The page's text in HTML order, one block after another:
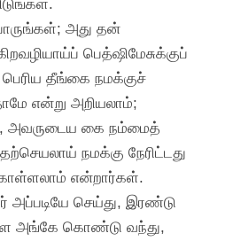
அது தன்
பெத்ஷிமேசுக்குப்
தீங்கை நமக்குச்
என்று அறியலாம்;
அவருடைய கை நம்மைத்
நமக்கு நேரிட்டது
என்றார்கள்.
அப்படியே செய்து, இரண்டு
அங்கே கொண்டு வந்து,